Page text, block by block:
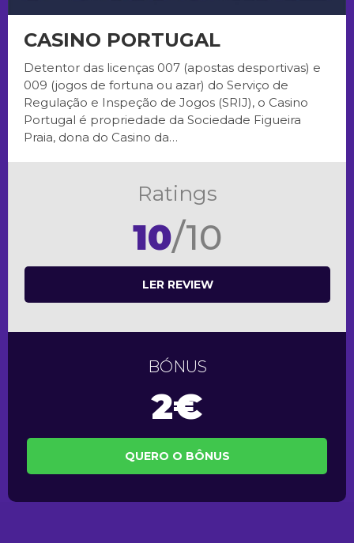
CASINO PORTUGAL
Detentor das licenças 007 (apostas desportivas) e
009 (jogos de fortuna ou azar) do Serviço de
Regulação e Inspeção de Jogos (SRIJ), o Casino
Portugal é propriedade da Sociedade Figueira
Praia, dona do Casino da…
Ratings
10/10
LER REVIEW
BÓNUS
2€
QUERO O BÔNUS